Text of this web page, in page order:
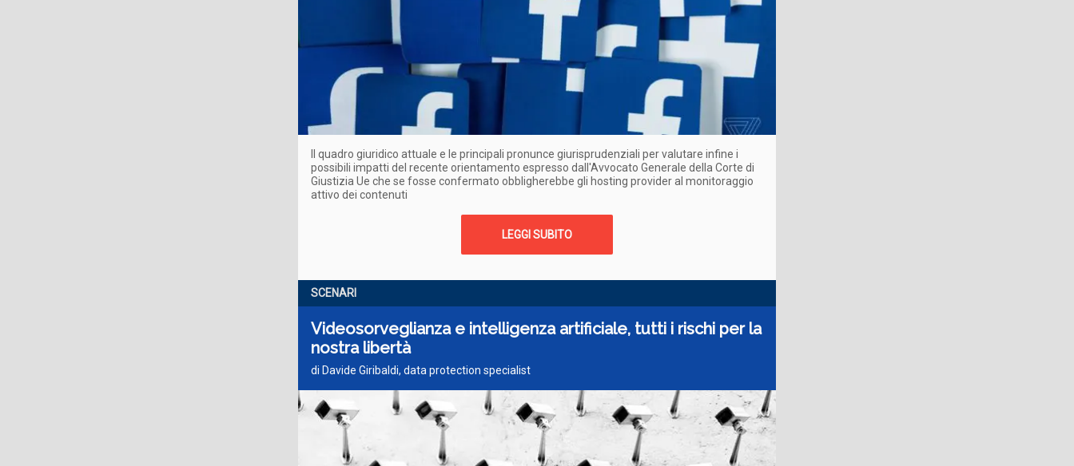
Il quadro giuridico attuale e le principali pronunce giurisprudenziali per valutare infine i
possibili impatti del recente orientamento espresso dall'Avvocato Generale della Corte di
Giustizia Ue che se fosse confermato obbligherebbe gli hosting provider al monitoraggio
attivo dei contenuti
LEGGI SUBITO
SCENARI
Videosorveglianza e intelligenza artificiale, tutti i rischi per la
nostra libertà
di Davide Giribaldi, data protection specialist